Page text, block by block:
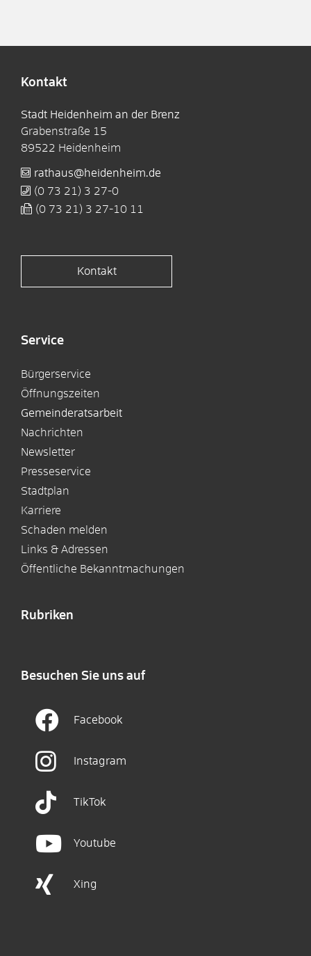
Kontakt
Stadt Heidenheim an der Brenz
Grabenstraße 15
89522 Heidenheim
rathaus@heidenheim.de
(0 73 21) 3 27-0
(0 73 21) 3 27-10 11
Kontakt
Service
Bürgerservice
Öffnungszeiten
Gemeinderatsarbeit
Nachrichten
Newsletter
Presseservice
Stadtplan
Karriere
Schaden melden
Links & Adressen
Öffentliche Bekanntmachungen
Rubriken
Besuchen Sie uns auf
Facebook
Instagram
TikTok
Youtube
Xing